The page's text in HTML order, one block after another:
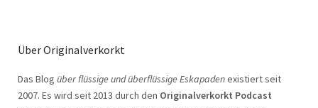
Über Originalverkorkt
Das Blog über flüssige und überflüssige Eskapadenexistiert seit
2007. Es wird seit 2013 durch den Originalverkorkt Podcast